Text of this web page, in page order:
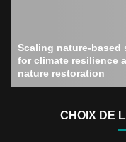
Scaling nature-based
for climate resilience
nature restoration
CHOIX DE